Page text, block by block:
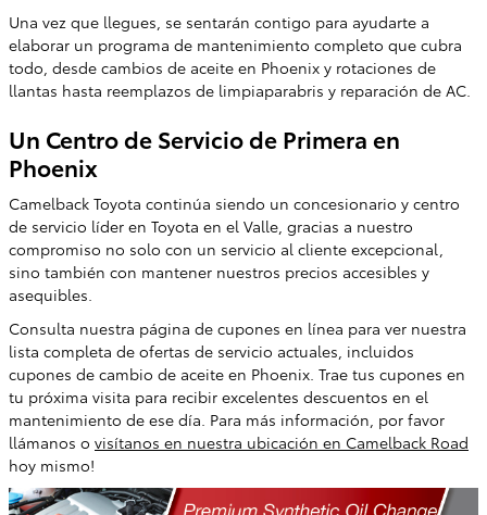
Una vez que llegues, se sentarán contigo para ayudarte a
elaborar un programa de mantenimiento completo que cubra
todo, desde cambios de aceite en Phoenix y rotaciones de
llantas hasta reemplazos de limpiaparabris y reparación de AC.
Un Centro de Servicio de Primera en
Phoenix
Camelback Toyota continúa siendo un concesionario y centro
de servicio líder en Toyota en el Valle, gracias a nuestro
compromiso no solo con un servicio al cliente excepcional,
sino también con mantener nuestros precios accesibles y
asequibles.
Consulta nuestra página de cupones en línea para ver nuestra
lista completa de ofertas de servicio actuales, incluidos
cupones de cambio de aceite en Phoenix. Trae tus cupones en
tu próxima visita para recibir excelentes descuentos en el
mantenimiento de ese día. Para más información, por favor
llámanos o visítanos en nuestra ubicación en Camelback Road
hoy mismo!